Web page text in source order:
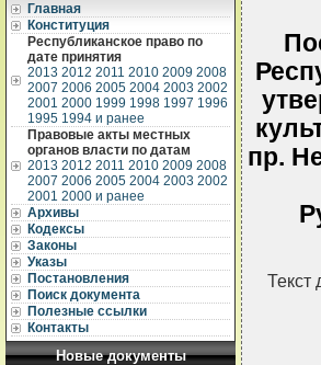
Главная
Конституция
Республиканское право по
дате принятия
2013 2012 2011 2010 2009 2008
2007 2006 2005 2004 2003 2002
2001 2000 1999 1998 1997 1996
1995 1994 и ранее
Правовые акты местных
органов власти по датам
2013 2012 2011 2010 2009 2008
2007 2006 2005 2004 2003 2002
2001 2000 и ранее
Архивы
Кодексы
Законы
Указы
Постановления
Поиск документа
Полезные ссылки
Контакты
Новые документы
пр.
Текст